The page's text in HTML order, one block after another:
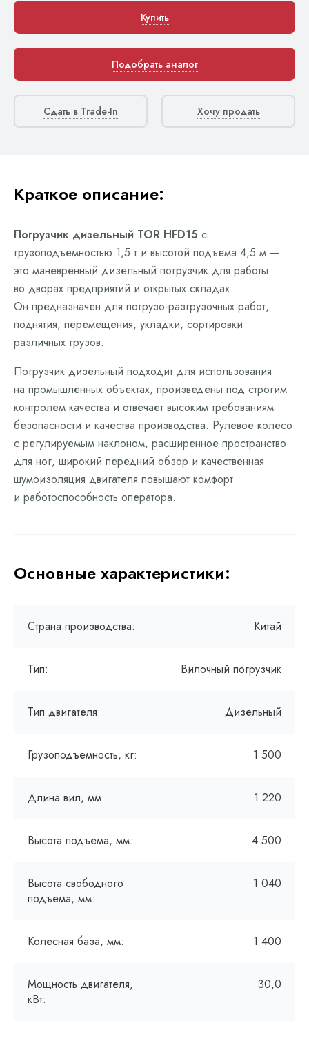
Купить
Подобрать аналог
Сдать в Trade-In Хочу продать
Краткое описание:
Погрузчик дизельный TOR HFD15 с
грузоподъемностью 1,5 т и высотой подъема 4,5 м —
это маневренный дизельный погрузчик для работы
во дворах предприятий и открытых складах.
Он предназначен для погрузо-разгрузочных работ,
поднятия, перемещения, укладки, сортировки
различных грузов.
Погрузчик дизельный подходит для использования
на промышленных объектах, произведены под строгим
контролем качества и отвечает высоким требованиям
безопасности и качества производства. Рулевое колесо
с регулируемым наклоном, расширенное пространство
для ног, широкий передний обзор и качественная
шумоизоляция двигателя повышают комфорт
и работоспособность оператора.
Основные характеристики:
Страна производства: Китай
Тип: Вилочный погрузчик
Тип двигателя: Дизельный
Грузоподъемность, кг: 1 500
Длина вил, мм: 1 220
Высота подъема, мм: 4 500
Высота свободного
подъема, мм:
1 040
Колесная база, мм: 1 400
Мощность двигателя,
кВт:
30,0